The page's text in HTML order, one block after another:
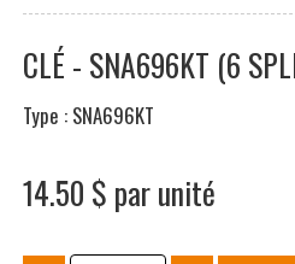
CLÉ - SNA696KT (6
Type : SNA696KT
14.50 $ par unité